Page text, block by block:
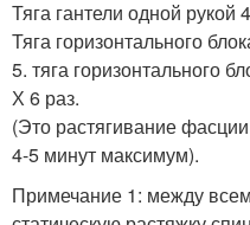
Тяга гантели одной рукой
Тяга горизонтального
5. тяга горизонтального
Х 6 раз.
(Это растягивание
4-5 минут максимум).
Примечание 1: между